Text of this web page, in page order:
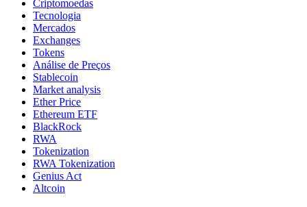
Criptomoedas
Tecnologia
Mercados
Exchanges
Tokens
Análise de Preços
Stablecoin
Market analysis
Ether Price
Ethereum ETF
BlackRock
RWA
Tokenization
RWA Tokenization
Genius Act
Altcoin